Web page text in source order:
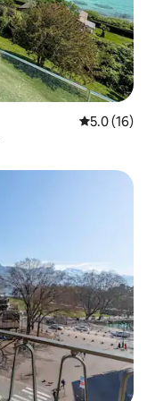
औसत रेटिंग 5
5.0 (16)